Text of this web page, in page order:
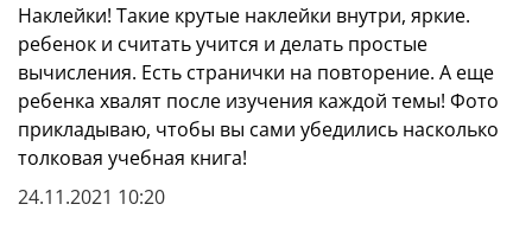
Наклейки! Такие крутые наклейки внутри, яркие.
ребенок и считать учится и делать простые
вычисления. Есть странички на повторение. А еще
ребенка хвалят после изучения каждой темы! Фото
прикладываю, чтобы вы сами убедились насколько
толковая учебная книга!
24.11.2021 10:20